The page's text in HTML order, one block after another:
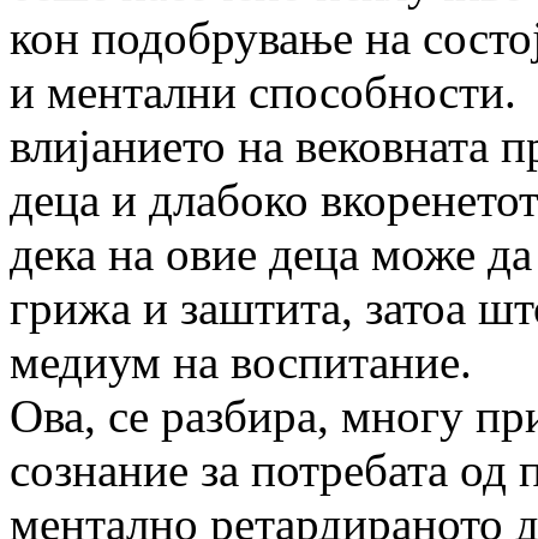
кон подобрување на
и ментални
влијанието на вековната
деца и длабоко
дека на овие деца може
грижа и заштита, затоа
медиум на воспитание.
Ова, се разбира, многу
сознание за потребата
ментално ретардираното